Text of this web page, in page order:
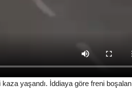
kaza yaşandı. İddiaya göre freni boşalan